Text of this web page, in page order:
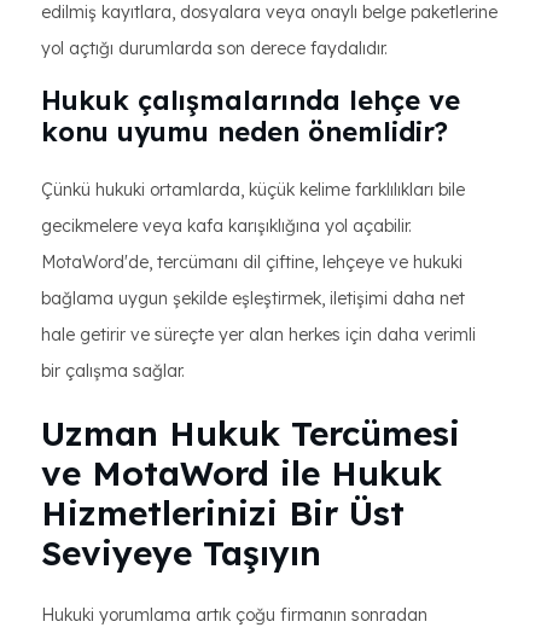
edilmiş kayıtlara, dosyalara veya onaylı belge paketlerine
yol açtığı durumlarda son derece faydalıdır.
Hukuk çalışmalarında lehçe ve
konu uyumu neden önemlidir?
Çünkü hukuki ortamlarda, küçük kelime farklılıkları bile
gecikmelere veya kafa karışıklığına yol açabilir.
MotaWord'de, tercümanı dil çiftine, lehçeye ve hukuki
bağlama uygun şekilde eşleştirmek, iletişimi daha net
hale getirir ve süreçte yer alan herkes için daha verimli
bir çalışma sağlar.
Uzman Hukuk Tercümesi
ve MotaWord ile Hukuk
Hizmetlerinizi Bir Üst
Seviyeye Taşıyın
Hukuki yorumlama artık çoğu firmanın sonradan